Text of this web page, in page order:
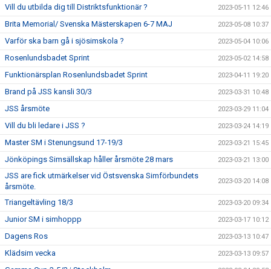
Vill du utbilda dig till Distriktsfunktionär ? 2023-05-11 12:46
Brita Memorial/ Svenska Mästerskapen 6-7 MAJ 2023-05-08 10:37
Varför ska barn gå i sjösimskola ? 2023-05-04 10:06
Rosenlundsbadet Sprint 2023-05-02 14:58
Funktionärsplan Rosenlundsbadet Sprint 2023-04-11 19:20
Brand på JSS kansli 30/3 2023-03-31 10:48
JSS årsmöte 2023-03-29 11:04
Vill du bli ledare i JSS ? 2023-03-24 14:19
Master SM i Stenungsund 17-19/3 2023-03-21 15:45
Jönköpings Simsällskap håller årsmöte 28 mars 2023-03-21 13:00
JSS are fick utmärkelser vid Östsvenska Simförbundets
årsmöte.
2023-03-20 14:08
Triangeltävling 18/3 2023-03-20 09:34
Junior SM i simhoppp 2023-03-17 10:12
Dagens Ros 2023-03-13 10:47
Klädsim vecka 2023-03-13 09:57